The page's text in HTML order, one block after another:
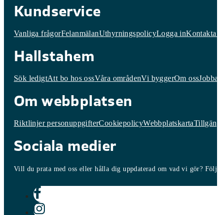
Kundservice
Vanliga frågorFelanmälanUthyrningspolicyLogga inKontakta
Hallstahem
Sök ledigtAtt bo hos ossVåra områdenVi byggerOm ossJobba
Om webbplatsen
Riktlinjer personuppgifterCookiepolicyWebbplatskarta
Sociala medier
Vill du prata med oss eller hålla dig uppdaterad om vad vi gör? Följ